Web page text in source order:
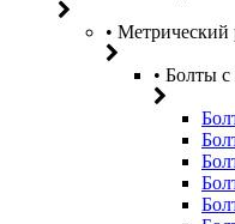
• Метрический
• Болты